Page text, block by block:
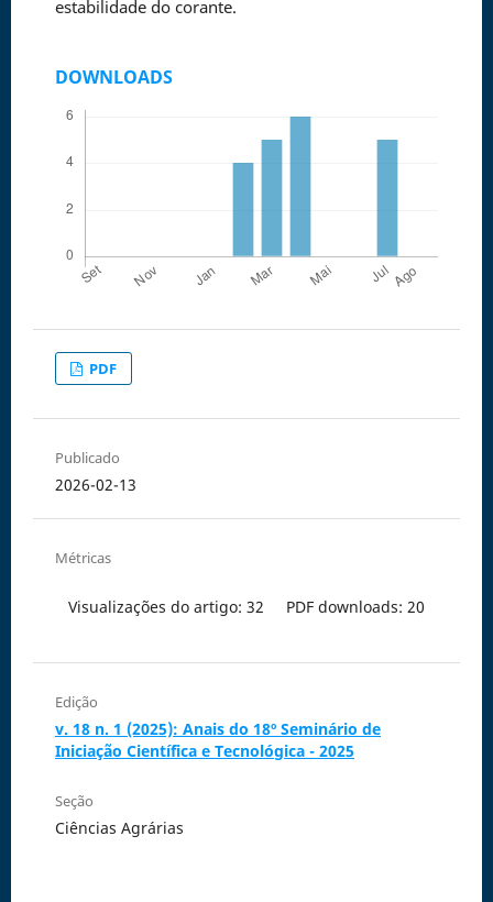
estabilidade do corante.
DOWNLOADS
PDF
Publicado
2026-02-13
Métricas
Visualizações do artigo: 32 PDF downloads: 20
Edição
v. 18 n. 1 (2025): Anais do 18º Seminário de
Iniciação Científica e Tecnológica - 2025
Seção
Ciências Agrárias